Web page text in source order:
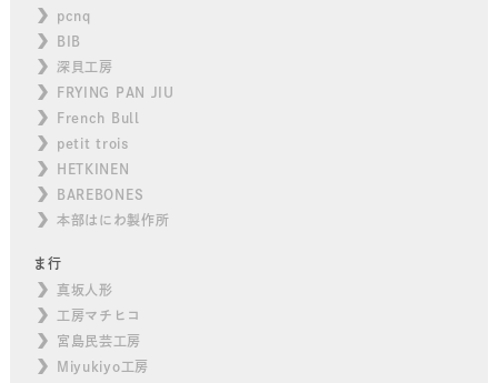
pcnq
BIB
深貝工房
FRYING PAN JIU
French Bull
petit trois
HETKINEN
BAREBONES
本部はにわ製作所
ま行
真坂人形
工房マチヒコ
宮島民芸工房
Miyukiyo工房